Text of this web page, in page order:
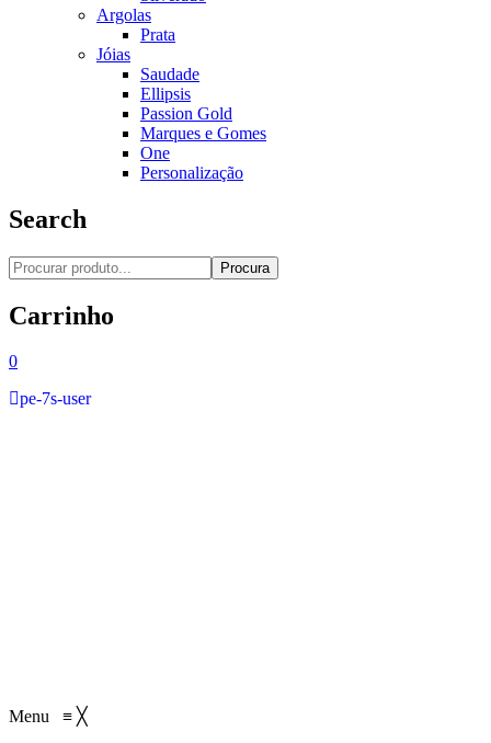
Argolas
Prata
Jóias
Saudade
Ellipsis
Passion Gold
Marques e Gomes
One
Personalização
Search
Procura
Carrinho
0
pe-7s-user
Menu ≡ ╳